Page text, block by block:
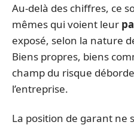
Au-delà des chiffres, ce
mêmes qui voient leur
exposé, selon la nature
Biens propres, biens
champ du risque
l’entreprise.
La position de garant ne